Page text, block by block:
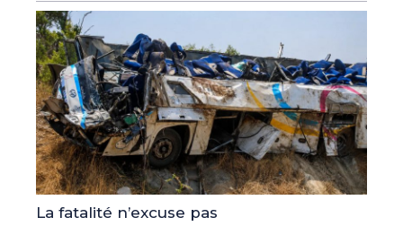
La fatalité n’excuse pas